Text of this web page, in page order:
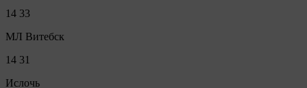
14 33
МЛ Витебск
14 31
Ислочь